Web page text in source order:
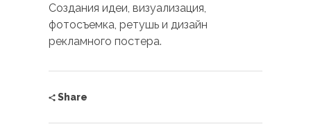
Создания идеи, визуализация,
фотосъемка, ретушь и дизайн
рекламного постера.
Share